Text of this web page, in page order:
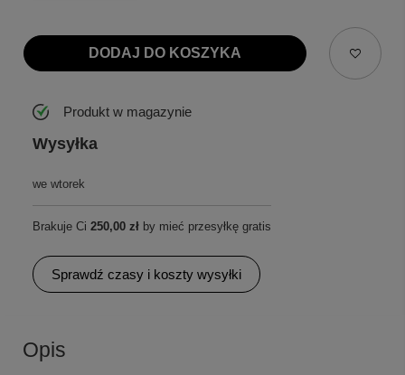
DODAJ DO KOSZYKA
Produkt w magazynie
Wysyłka
we wtorek
Brakuje Ci 250,00 zł by mieć przesyłkę gratis
Sprawdź czasy i koszty wysyłki
Opis